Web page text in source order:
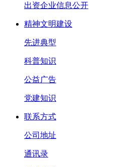
出资企业信息公开
精神文明建设
先进典型
科普知识
公益广告
党建知识
联系方式
公司地址
通讯录